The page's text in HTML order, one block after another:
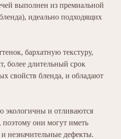
выполнен из премиальной
идеально подходящих
бархатную текстуру,
более длительный срок
свойств бленда, и обладают
экологичны и отливаются
они могут иметь
и незначительные дефекты.